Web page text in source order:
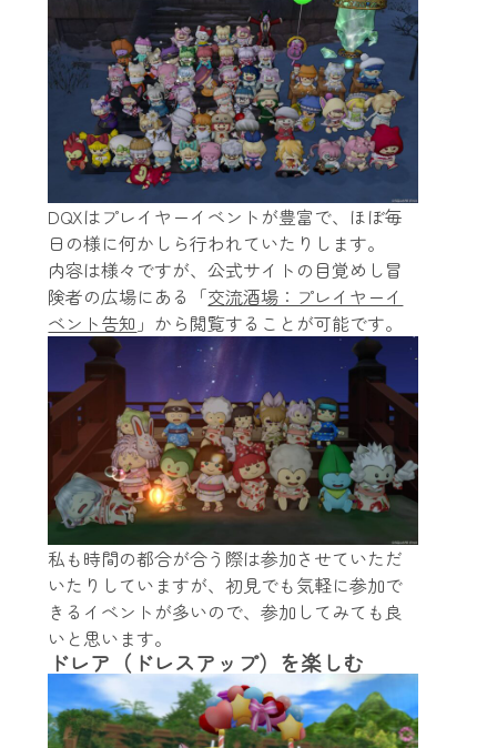
DQXはプレイヤーイベントが豊富で、ほぼ毎
日の様に何かしら行われていたりします。
内容は様々ですが、公式サイトの目覚めし冒
険者の広場にある「交流酒場：プレイヤーイ
ベント告知 」から閲覧することが可能です。
私も時間の都合が合う際は参加させていただ
いたりしていますが、初見でも気軽に参加で
きるイベントが多いので、参加してみても良
いと思います。
ドレア（ドレスアップ）を楽しむ